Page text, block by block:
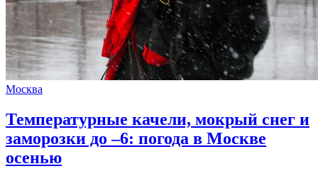
Москва
Температурные качели, мокрый снег и
заморозки до –6: погода в Москве
осенью